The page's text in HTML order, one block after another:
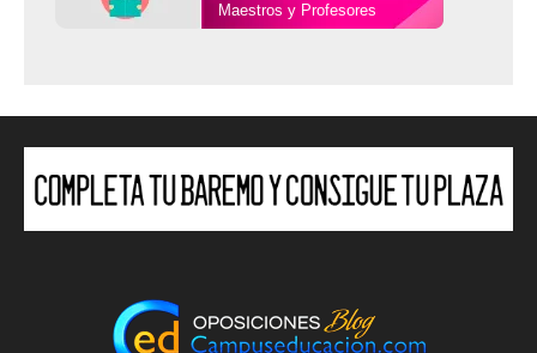
Maestros y Profesores